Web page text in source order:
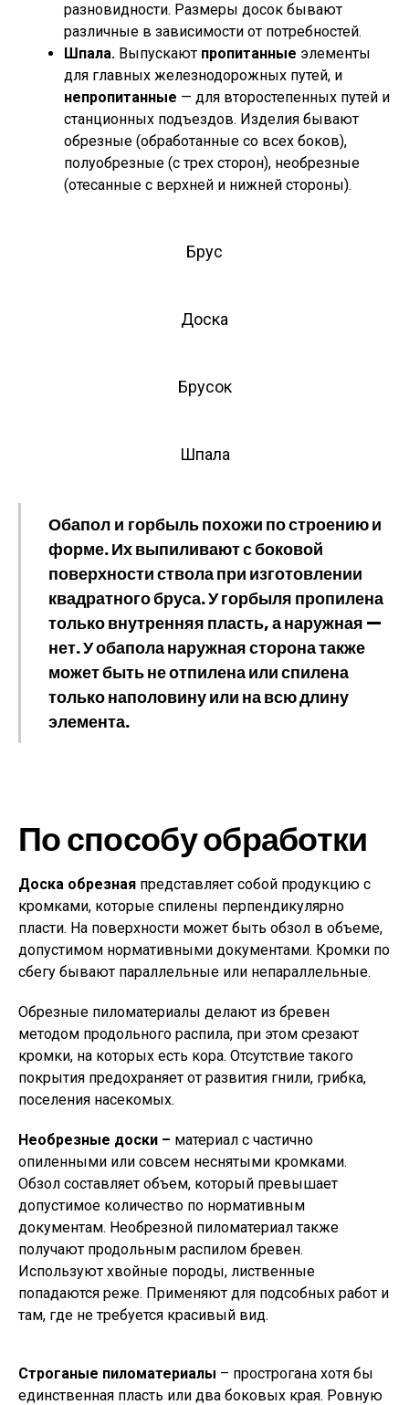
разновидности. Размеры досок бывают
различные в зависимости от потребностей.
Шпала. Выпускают пропитанные элементы
для главных железнодорожных путей, и
непропитанные — для второстепенных путей и
станционных подъездов. Изделия бывают
обрезные (обработанные со всех боков),
полуобрезные (с трех сторон), необрезные
(отесанные с верхней и нижней стороны).
Брус
Доска
Брусок
Шпала
Обапол и горбыльпохожи по строению и
форме. Их выпиливают с боковой
поверхности ствола при изготовлении
квадратного бруса. У горбыля пропилена
только внутренняя пласть, а наружная —
нет. У обапола наружная сторона также
может быть не отпилена или спилена
только наполовину или на всю длину
элемента.
По способу обработки
Доска обрезная представляет собой продукцию с
кромками, которые спилены перпендикулярно
пласти. На поверхности может быть обзол в объеме,
допустимом нормативными документами. Кромки по
сбегу бывают параллельные или непараллельные.
Обрезные пиломатериалы делают из бревен
методом продольного распила, при этом срезают
кромки, на которых есть кора. Отсутствие такого
покрытия предохраняет от развития гнили, грибка,
поселения насекомых.
Необрезные доски – материал с частично
опиленными или совсем неснятыми кромками.
Обзол составляет объем, который превышает
допустимое количество по нормативным
документам. Необрезной пиломатериал также
получают продольным распилом бревен.
Используют хвойные породы, лиственные
попадаются реже. Применяют для подсобных работ и
там, где не требуется красивый вид.
Строганые пиломатериалы – прострогана хотя бы
единственная пласть или два боковых края. Ровную